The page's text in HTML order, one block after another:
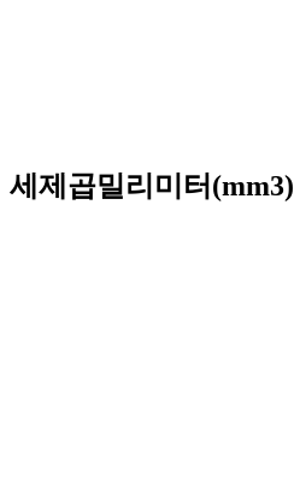
세제곱밀리미터